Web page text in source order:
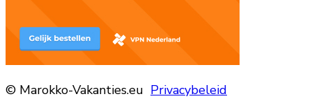
© Marokko-Vakanties.eu Privacybeleid